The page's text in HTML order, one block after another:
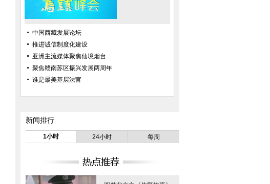
中国西藏发展论坛
推进诚信制度化建设
亚洲主流媒体聚焦仙境烟台
聚焦赣南苏区振兴发展两周年
谁是最美基层法官
新闻排行
1小时 24小时 每周